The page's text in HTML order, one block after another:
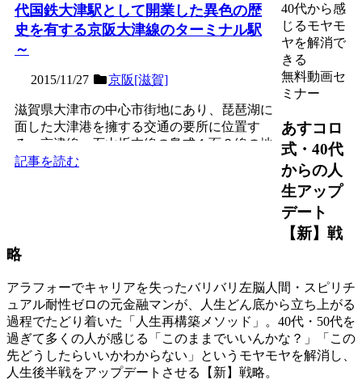
代国鉄大津駅として開業した異色の歴
史を有する京阪大津線のターミナル駅
～
2015/11/27 京阪[滋賀]
滋賀県大津市の中心市街地にあり、琵琶湖に
面した大津港を擁する交通の要所に位置す
る、京津線・石山坂本線の島式１面２線の地
上駅で、第３回近畿の駅...
記事を読む
40代から感
じるモヤモ
ヤを解消で
きる
無料動画セ
ミナー
あすコロ
式・40代
からの人
生アップ
デート
【新】戦
略
アラフォーでキャリアを失ったバリバリ左脳人間・スピリチ
ュアル耐性ゼロの元金融マンが、人生どん底から立ち上がる
過程でたどり着いた「人生再構築メソッド」。40代・50代を
過ぎて多くの人が感じる「このままでいいんかな？」「この
先どうしたらいいかわからない」というモヤモヤを解消し、
人生後半戦をアップデートさせる【新】戦略。